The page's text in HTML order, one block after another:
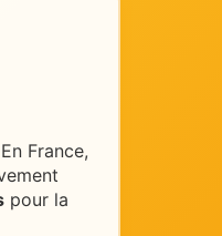
En France,
pour la